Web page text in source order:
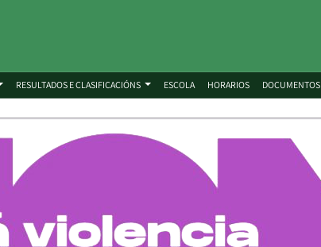
RESULTADOS E CLASIFICACIÓNS ESCOLA HORARIOS DOCUMENTOS